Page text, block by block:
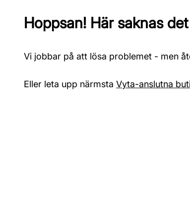
Hoppsan! Här saknas
Vi jobbar på att lösa problemet - men
Eller leta upp närmsta Vyta-anslutna